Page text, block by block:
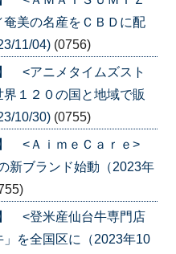
美の名産をＣＢＤに配
11/04) (0756)
<アニメタイムズスト
１２０の国と地域で販
10/30) (0755)
<ＡｉｍｅＣａｒｅ>
新ブランド始動（2023年
<登米産仙台牛専門店
を全国区に（2023年10